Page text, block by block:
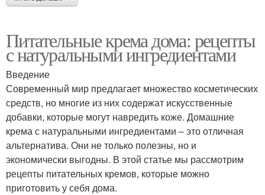
Питательные крема дома: рецепты
с натуральными ингредиентами
Введение
Современный мир предлагает множество косметических
средств, но многие из них содержат искусственные
добавки, которые могут навредить коже. Домашние
крема с натуральными ингредиентами – это отличная
альтернатива. Они не только полезны, но и
экономически выгодны. В этой статье мы рассмотрим
рецепты питательных кремов, которые можно
приготовить у себя дома.